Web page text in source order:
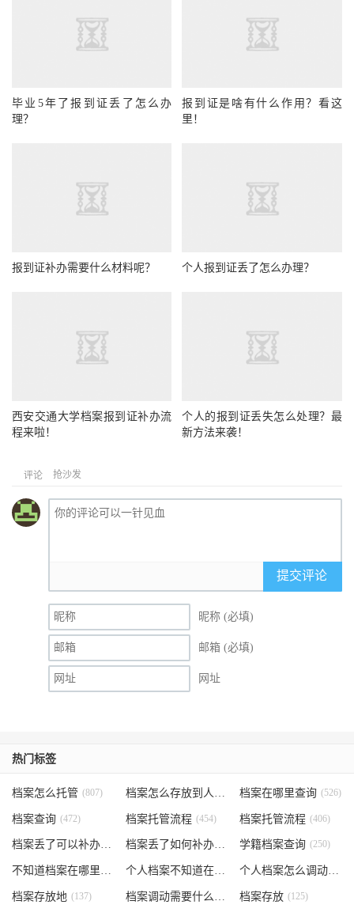
毕业5年了报到证丢了怎么办
理？
报到证是啥有什么作用？看这
里！
报到证补办需要什么材料呢？ 个人报到证丢了怎么办理？
西安交通大学档案报到证补办流
程来啦！
个人的报到证丢失怎么处理？最
新方法来袭！
评论 抢沙发
提交评论
昵称 (必填)
邮箱 (必填)
网址
热门标签
档案怎么托管 (807) (535)
档案在哪里查询 (526)
档案查询 (472) 档案托管流程 (454) 档案托管流程 (406)
档案丢了可以补办吗 (371) 档案丢了如何补办 学籍档案查询 (250)
不知道档案在哪里 个人档案不知道在哪儿 (191) 个人档案怎么调动
档案存放地 (137) 档案调动需要什么手续 (130)
档案存放 (125)